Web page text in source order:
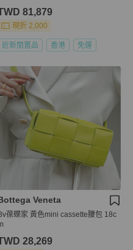
81,879
現折 2,000
近新閒置品 香港 免運
Veneta
葆蝶家 黃色mini cassette腰包 18c
28,269